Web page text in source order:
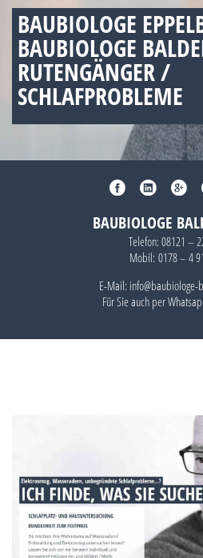
BAUBIOLOGE
BAUBIOLOGE
RUTENGÄNGER /
SCHLAFPROBLEME
BAUBIOLOGE
Telefon: 08121 –
Mobil: 0178 – 4
E-Mail:
Für Sie auch per